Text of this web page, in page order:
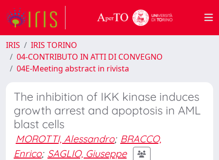
IRIS
IRIS TORINO
04-CONTRIBUTO IN ATTI DI CONVEGNO
04E-Meeting abstract in rivista
The inhibition of IKK kinase induces
growth arrest and apoptosis in AML
blast cells
MOROTTI, Alessandro; BRACCO,
Enrico; SAGLIO, Giuseppe